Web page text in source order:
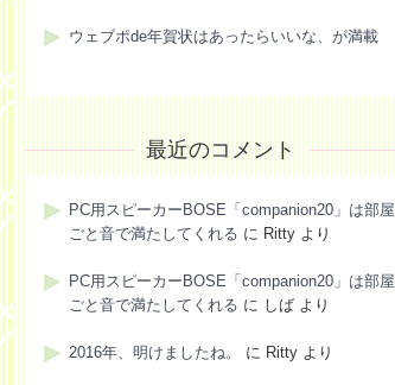
ウェブポde年賀状はあったらいいな、が満載
最近のコメント
PC用スピーカーBOSE「companion20」は部屋
ごと音で満たしてくれる に Ritty より
PC用スピーカーBOSE「companion20」は部屋
ごと音で満たしてくれる に しば より
2016年、明けましたね。 に Ritty より